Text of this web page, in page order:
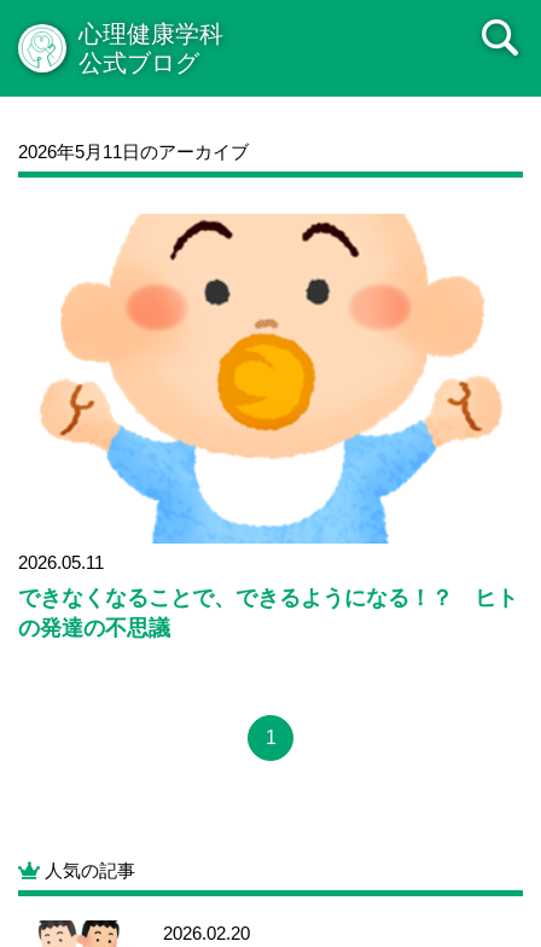
心理健康学科
公式ブログ
2026年5月11日のアーカイブ
2026.05.11
できなくなることで、できるようになる！？ ヒト
の発達の不思議
1
人気の記事
2026.02.20